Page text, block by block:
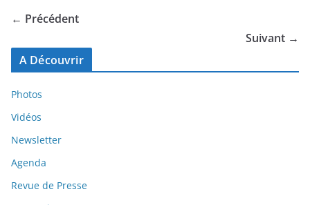
← Précédent
Suivant →
A Découvrir
Photos
Vidéos
Newsletter
Agenda
Revue de Presse